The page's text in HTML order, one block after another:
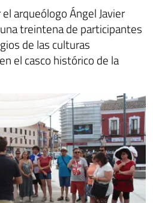
arqueólogo Ángel Javier
treintena de participantes
de las culturas
el casco histórico de la